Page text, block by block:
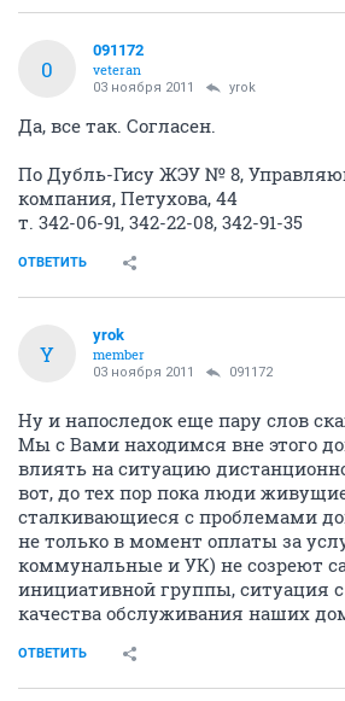
0
091172
veteran
03 ноября 2011 yrok
Да, все так. Согласен.
По Дубль-Гису ЖЭУ № 8,
компания, Петухова, 44
т. 342-06-91, 342-22-08, 342-91-35
ОТВЕТИТЬ
Y
yrok
member
03 ноября 2011 091172
Ну и напоследок еще пару слов
Мы с Вами находимся вне этого
влиять на ситуацию
вот, до тех пор пока люди
сталкивающиеся с проблемами
не только в момент оплаты за
коммунальные и УК) не созреют
инициативной группы, ситуация
качества обслуживания наших
ОТВЕТИТЬ